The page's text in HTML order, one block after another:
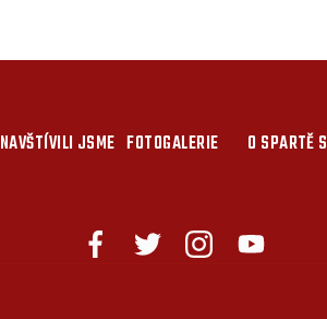
NAVŠTÍVILI JSME FOTOGALERIE O SPARTĚ S